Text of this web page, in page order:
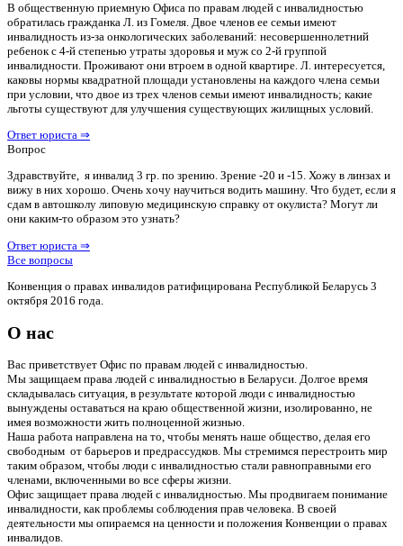
В общественную приемную Офиса по правам людей с инвалидностью
обратилась гражданка Л. из Гомеля. Двое членов ее семьи имеют
инвалидность из-за онкологических заболеваний: несовершеннолетний
ребенок с 4-й степенью утраты здоровья и муж со 2-й группой
инвалидности. Проживают они втроем в одной квартире. Л. интересуется,
каковы нормы квадратной площади установлены на каждого члена семьи
при условии, что двое из трех членов семьи имеют инвалидность; какие
льготы существуют для улучшения существующих жилищных условий.
Ответ юриста ⇒
Вопрос
Здравствуйте, я инвалид 3 гр. по зрению. Зрение -20 и -15. Хожу в линзах и
вижу в них хорошо. Очень хочу научиться водить машину. Что будет, если я
сдам в автошколу липовую медицинскую справку от окулиста? Могут ли
они каким-то образом это узнать?
Ответ юриста ⇒
Все вопросы
Конвенция о правах инвалидов ратифицирована Республикой Беларусь 3
октября 2016 года.
О нас
Вас приветствует Офис по правам людей с инвалидностью.
Мы защищаем права людей с инвалидностью в Беларуси. Долгое время
складывалась ситуация, в результате которой люди с инвалидностью
вынуждены оставаться на краю общественной жизни, изолированно, не
имея возможности жить полноценной жизнью.
Наша работа направлена на то, чтобы менять наше общество, делая его
свободным от барьеров и предрассудков. Мы стремимся перестроить мир
таким образом, чтобы люди с инвалидностью стали равноправными его
членами, включенными во все сферы жизни.
Офис защищает права людей с инвалидностью. Мы продвигаем понимание
инвалидности, как проблемы соблюдения прав человека. В своей
деятельности мы опираемся на ценности и положения Конвенции о правах
инвалидов.